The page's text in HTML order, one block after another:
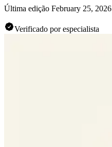
Última edição February 25, 2026
Verificado por especialista